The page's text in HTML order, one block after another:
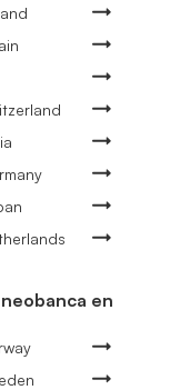
en